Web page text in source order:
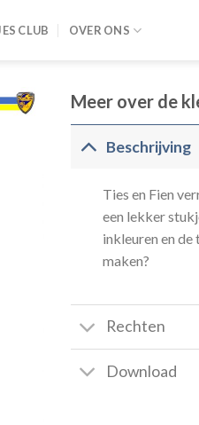
CLUB OVER ONS
Meer over de
Beschrijving
Ties en Fien
een lekker
inkleuren en
maken?
Rechten
Download